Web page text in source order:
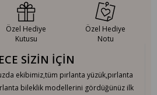
SİZİN İÇİN
ekibimiz,tüm pırlanta yüzük,pırlanta
bileklik modellerini gördüğünüz ilk
Özel Hediye
Kutusu
Özel Hediye
Notu